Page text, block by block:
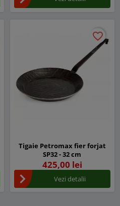
favorite_border
favorite_border
Tigaie Petromax fier forjat
SP32 - 32 cm
425,00 lei
Vezi detalii